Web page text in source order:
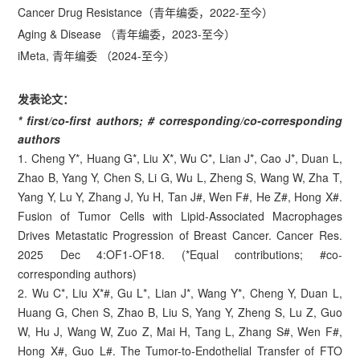
Cancer Drug Resistance（青年编委，2022-至今）
Aging & Disease （青年编委，2023-至今）
iMeta, 青年编委 （2024-至今）
发表论文：
* first/co-first authors; # corresponding/co-corresponding
authors
1. Cheng Y*, Huang G*, Liu X*, Wu C*, Lian J*, Cao J*, Duan L,
Zhao B, Yang Y, Chen S, Li G, Wu L, Zheng S, Wang W, Zha T,
Yang Y, Lu Y, Zhang J, Yu H, Tan J#, Wen F#, He Z#, Hong X#.
Fusion of Tumor Cells with Lipid-Associated Macrophages
Drives Metastatic Progression of Breast Cancer. Cancer Res.
2025 Dec 4:OF1-OF18. (*Equal contributions; #co-
corresponding authors)
2. Wu C*, Liu X*#, Gu L*, Lian J*, Wang Y*, Cheng Y, Duan L,
Huang G, Chen S, Zhao B, Liu S, Yang Y, Zheng S, Lu Z, Guo
W, Hu J, Wang W, Zuo Z, Mai H, Tang L, Zhang S#, Wen F#,
Hong X#, Guo L#. The Tumor-to-Endothelial Transfer of FTO